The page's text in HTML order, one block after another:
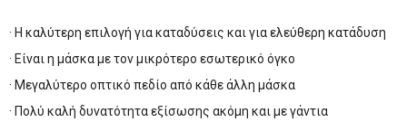
· H καλύτερη επιλογή για καταδύσεις και για ελεύθερη κατάδυση
· Είναι η μάσκα με τον μικρότερο εσωτερικό όγκο
· Μεγαλύτερο οπτικό πεδίο από κάθε άλλη μάσκα
· Πολύ καλή δυνατότητα εξίσωσης ακόμη και με γάντια